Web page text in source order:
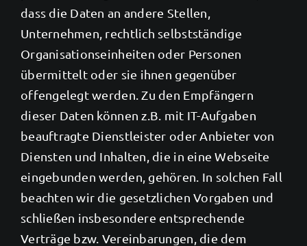
dass die Daten an andere Stellen,
Unternehmen, rechtlich selbstständige
Organisationseinheiten oder Personen
übermittelt oder sie ihnen gegenüber
offengelegt werden. Zu den Empfängern
dieser Daten können z.B. mit IT-Aufgaben
beauftragte Dienstleister oder Anbieter von
Diensten und Inhalten, die in eine Webseite
eingebunden werden, gehören. In solchen Fall
beachten wir die gesetzlichen Vorgaben und
schließen insbesondere entsprechende
Verträge bzw. Vereinbarungen, die dem